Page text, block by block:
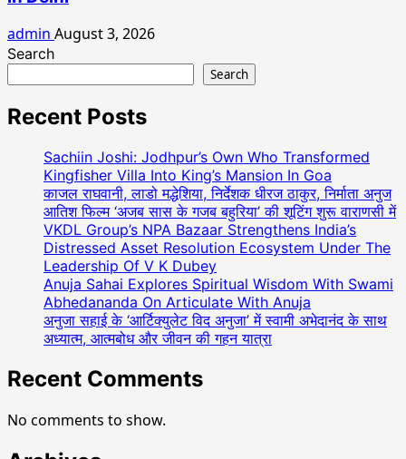
admin August 3, 2026
Search
Search
Recent Posts
Sachiin Joshi: Jodhpur’s Own Who Transformed
Kingfisher Villa Into King’s Mansion In Goa
काजल राघवानी, लाडो मद्धेशिया, निर्देशक धीरज ठाकुर, निर्माता अनुज
आतिश फिल्म ‘अजब सास के गजब बहुरिया’ की शूटिंग शुरू वाराणसी में
VKDL Group’s NPA Bazaar Strengthens India’s
Distressed Asset Resolution Ecosystem Under The
Leadership Of V K Dubey
Anuja Sahai Explores Spiritual Wisdom With Swami
Abhedananda On Articulate With Anuja
अनुजा सहाई के ‘आर्टिक्युलेट विद अनुजा’ में स्वामी अभेदानंद के साथ
अध्यात्म, आत्मबोध और जीवन की गहन यात्रा
Recent Comments
No comments to show.